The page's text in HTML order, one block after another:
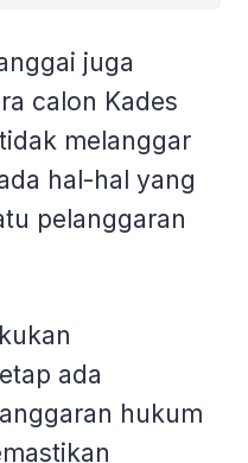
juga
calon Kades
melanggar
hal-hal yang
pelanggaran
ada
hukum